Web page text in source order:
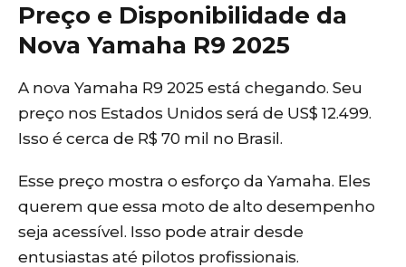
Preço e Disponibilidade da
Nova Yamaha R9 2025
A nova Yamaha R9 2025 está chegando. Seu
preço nos Estados Unidos será de US$ 12.499.
Isso é cerca de R$ 70 mil no Brasil.
Esse preço mostra o esforço da Yamaha. Eles
querem que essa moto de alto desempenho
seja acessível. Isso pode atrair desde
entusiastas até pilotos profissionais.